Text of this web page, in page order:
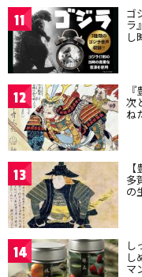
11 ゴ
ラ
し
12 次
ね
13 多
の
14 し
し
マ